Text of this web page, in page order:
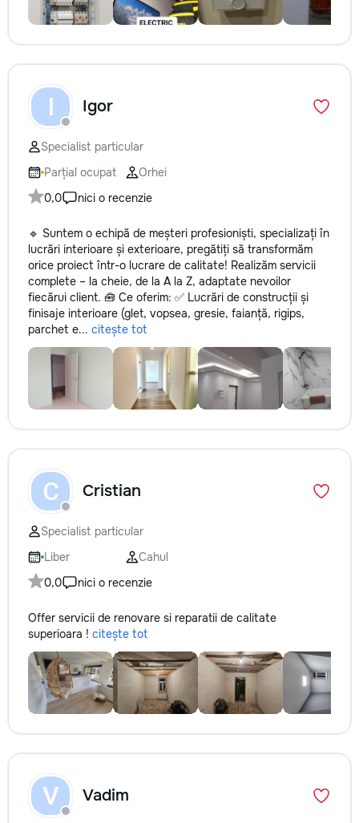
I Igor
Specialist particular
Parțial ocupat
Orhei
0,0
nici o recenzie
🔹 Suntem o echipă de meșteri profesioniști, specializați în
lucrări interioare și exterioare, pregătiți să transformăm
orice proiect într-o lucrare de calitate! Realizăm servicii
complete – la cheie, de la A la Z, adaptate nevoilor
fiecărui client. 🧰 Ce oferim: ✅ Lucrări de construcții și
finisaje interioare (glet, vopsea, gresie, faianță, rigips,
parchet e... citește tot
C Cristian
Specialist particular
Liber
Cahul
0,0
nici o recenzie
Offer servicii de renovare si reparatii de calitate
superioara ! citește tot
V Vadim